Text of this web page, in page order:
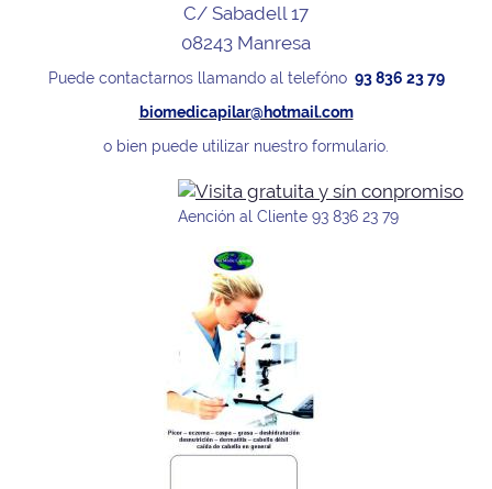
C/ Sabadell 17
08243 Manresa
Puede contactarnos llamando al telefóno 93 836 23 79
biomedicapilar@hotmail.com
o bien puede utilizar nuestro formulario.
Aención al Cliente 93 836 23 79